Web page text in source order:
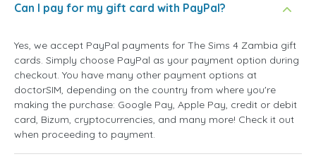
Can I pay for my gift card with PayPal?
Yes, we accept PayPal payments for The Sims 4 Zambia gift
cards. Simply choose PayPal as your payment option during
checkout. You have many other payment options at
doctorSIM, depending on the country from where you're
making the purchase: Google Pay, Apple Pay, credit or debit
card, Bizum, cryptocurrencies, and many more! Check it out
when proceeding to payment.